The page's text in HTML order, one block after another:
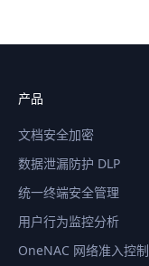
产品
文档安全加密
数据泄漏防护 DLP
统一终端安全管理
用户行为监控分析
OneNAC 网络准入控制